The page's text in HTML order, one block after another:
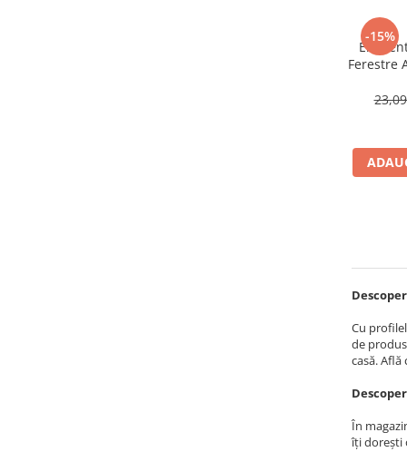
-15%
Ferestre
Cu
de
casă.
În
îți dorești